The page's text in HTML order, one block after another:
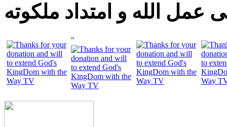
عمل الله و امتداد ملكوته
"